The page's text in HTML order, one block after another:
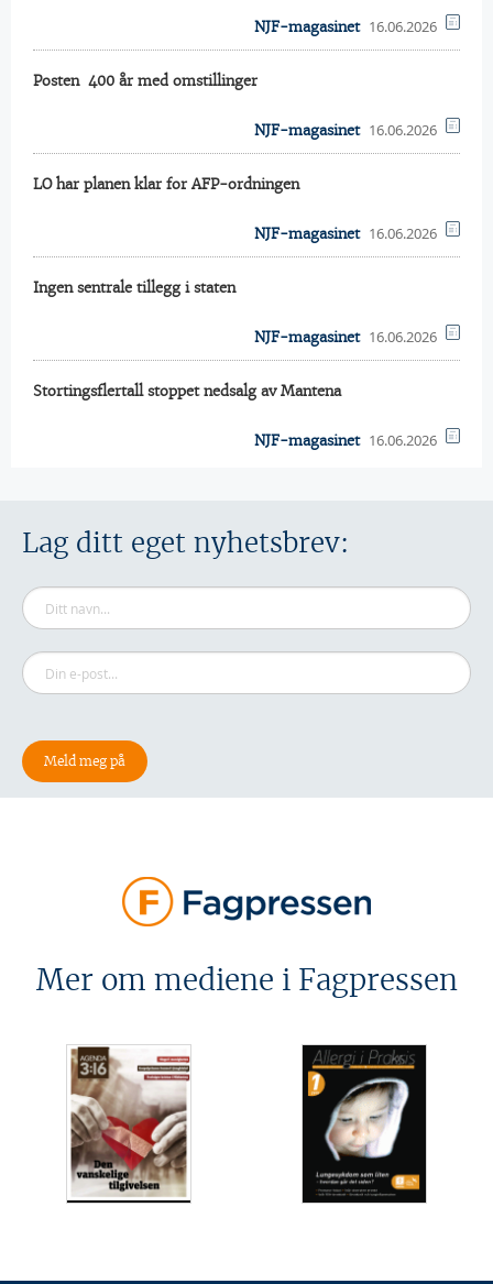
NJF-magasinet 16.06.2026
Posten  400 år med omstillinger
NJF-magasinet 16.06.2026
LO har planen klar for AFP-ordningen
NJF-magasinet 16.06.2026
Ingen sentrale tillegg i staten
NJF-magasinet 16.06.2026
Stortingsflertall stoppet nedsalg av Mantena
NJF-magasinet 16.06.2026
Lag ditt eget nyhetsbrev:
Mer om mediene i Fagpressen